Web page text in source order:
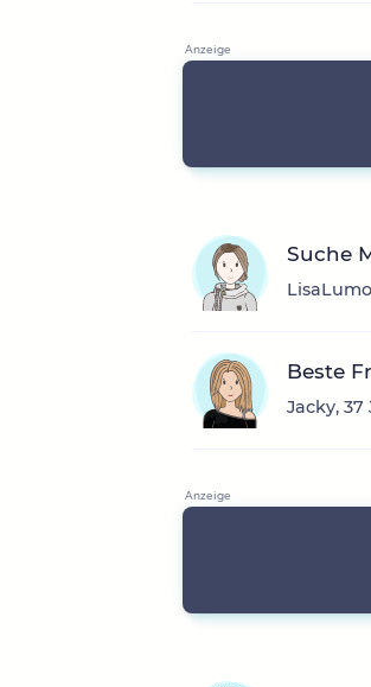
Suche
Beste
Jacky, 37